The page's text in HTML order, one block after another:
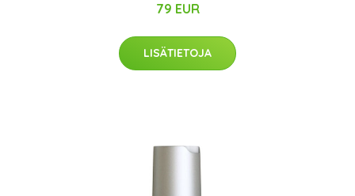
79 EUR
LISÄTIETOJA